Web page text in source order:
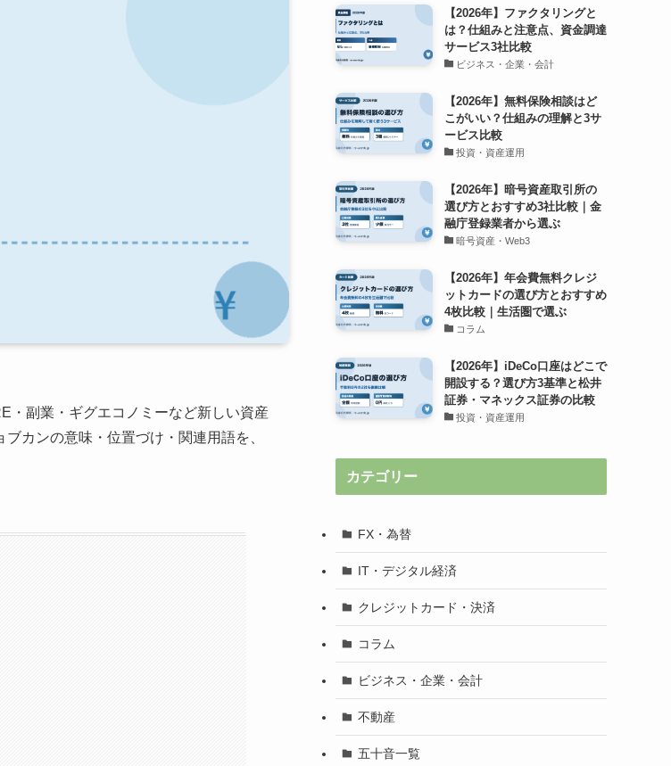
・副業・ギグエコノミーなど新しい資産
カンの意味・位置づけ・関連用語を、
【2026年】ファクタリングと
は？仕組みと注意点、資金調達
サービス3社比較
ビジネス・企業・会計
【2026年】無料保険相談はど
こがいい？仕組みの理解と3サ
ービス比較
投資・資産運用
【2026年】暗号資産取引所の
選び方とおすすめ3社比較｜金
融庁登録業者から選ぶ
暗号資産・Web3
【2026年】年会費無料クレジ
ットカードの選び方とおすすめ
4枚比較｜生活圏で選ぶ
コラム
【2026年】iDeCo口座はどこで
開設する？選び方3基準と松井
証券・マネックス証券の比較
投資・資産運用
カテゴリー
FX・為替
IT・デジタル経済
クレジットカード・決済
コラム
ビジネス・企業・会計
不動産
五十音一覧